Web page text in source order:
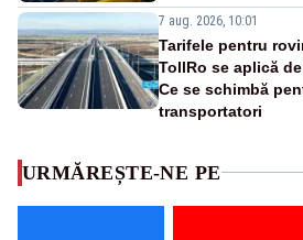
7 aug. 2026, 10:01
Tarifele pentru
TollRo se aplică
Ce se schimbă
transportatori
URMĂREȘTE-NE PE